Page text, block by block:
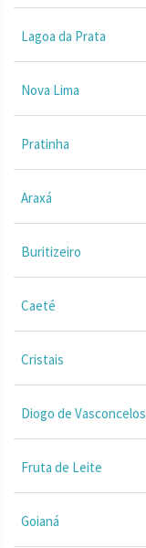
Lagoa da Prata
Nova Lima
Pratinha
Araxá
Buritizeiro
Caeté
Cristais
Diogo de Vasconcelos
Fruta de Leite
Goianá